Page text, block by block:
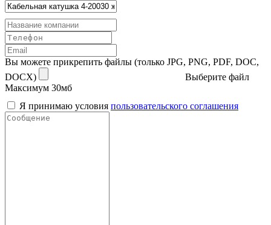
Вы можете прикрепить файлы (только JPG, PNG, PDF, DOC,
DOCX)
Выберите файл
Максимум 30мб
Я принимаю условия пользовательского соглашения